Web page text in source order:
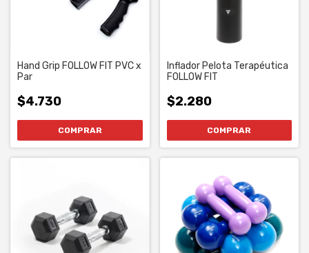
Hand Grip FOLLOW FIT PVC x
Par
$4.730
Inflador Pelota Terapéutica
FOLLOW FIT
$2.280